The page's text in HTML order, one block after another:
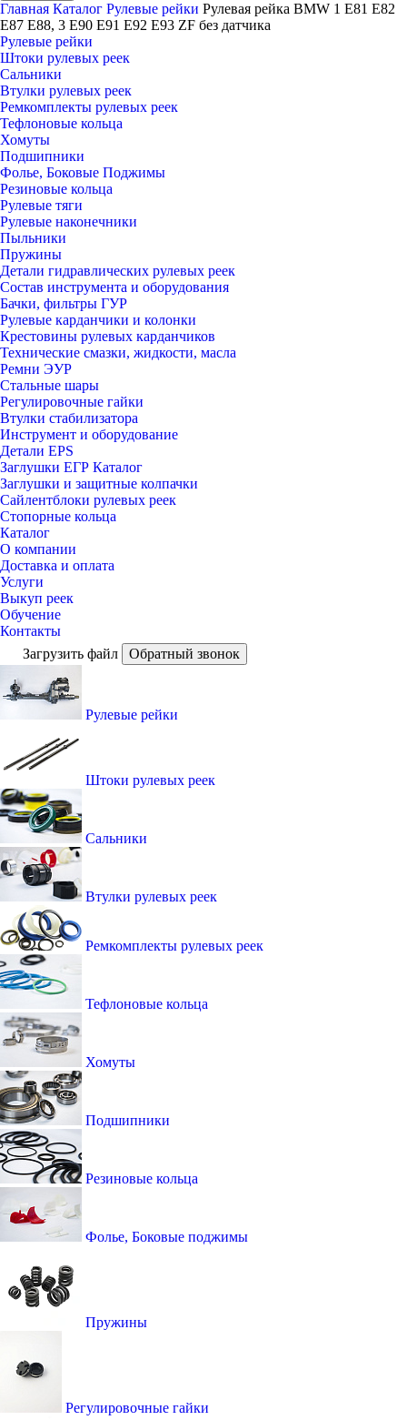
Главная Каталог Рулевые рейки Рулевая рейка BMW 1 E81 E82
E87 E88, 3 E90 E91 E92 E93 ZF без датчика
Рулевые рейки
Штоки рулевых реек
Сальники
Втулки рулевых реек
Ремкомплекты рулевых реек
Тефлоновые кольца
Хомуты
Подшипники
Фолье, Боковые Поджимы
Резиновые кольца
Рулевые тяги
Рулевые наконечники
Пыльники
Пружины
Детали гидравлических рулевых реек
Состав инструмента и оборудования
Бачки, фильтры ГУР
Рулевые карданчики и колонки
Крестовины рулевых карданчиков
Технические смазки, жидкости, масла
Ремни ЭУР
Стальные шары
Регулировочные гайки
Втулки стабилизатора
Инструмент и оборудование
Детали EPS
Заглушки ЕГР Каталог
Заглушки и защитные колпачки
Сайлентблоки рулевых реек
Стопорные кольца
Каталог
О компании
Доставка и оплата
Услуги
Выкуп реек
Обучение
Контакты
Загрузить файл
Обратный звонок
Рулевые рейки
Штоки рулевых реек
Сальники
Втулки рулевых реек
Ремкомплекты рулевых реек
Тефлоновые кольца
Хомуты
Подшипники
Резиновые кольца
Фолье, Боковые поджимы
Пружины
Регулировочные гайки